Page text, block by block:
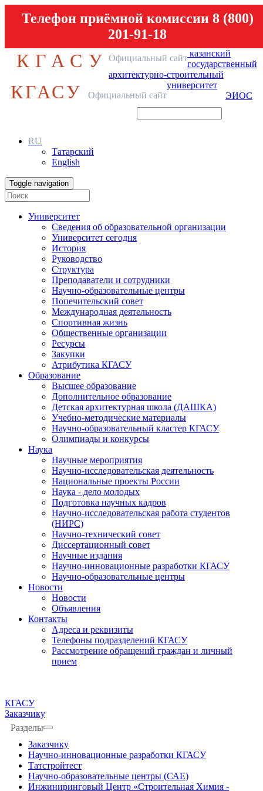
Телефон приёмной комиссии 8 (800)
201-91-18
КГАСУ Официальный сайт казанский
государственный
архитектурно-строительный
университет
КГАСУ Официальный сайт ЭИОС
RU
Татарский
English
Toggle navigation
Университет
Сведения об образовательной организации
Университет сегодня
История
Руководство
Структура
Преподаватели и сотрудники
Научно-образовательные центры
Попечительский совет
Международная деятельность
Спортивная жизнь
Общественные организации
Ресурсы
Закупки
Атрибутика КГАСУ
Образование
Высшее образование
Дополнительное образование
Детская архитектурная школа (ДАШКА)
Учебно-методические материалы
Научно-образовательный кластер КГАСУ
Олимпиады и конкурсы
Наука
Научные мероприятия
Научно-исследовательская деятельность
Национальные проекты России
Наука - дело молодых
Подготовка научных кадров
Научно-исследовательская работа студентов
(НИРС)
Научно-технический совет
Диссертационный совет
Научные издания
Научно-инновационные разработки КГАСУ
Научно-образовательные центры
Новости
Новости
Объявления
Контакты
Адреса и реквизиты
Телефоны подразделений КГАСУ
Рассмотрение обращений граждан и личный
прием
КГАСУ
Заказчику
Разделы
Заказчику
Научно-инновационные разработки КГАСУ
Татстройтест
Научно-образовательные центры (САЕ)
Инжиниринговый Центр «Строительная Химия -